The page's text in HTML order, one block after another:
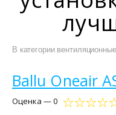
В категории
Ballu Oneair
Оценка — 0